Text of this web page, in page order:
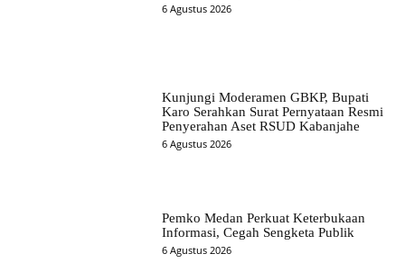
6 Agustus 2026
Kunjungi Moderamen GBKP, Bupati
Karo Serahkan Surat Pernyataan Resmi
Penyerahan Aset RSUD Kabanjahe
6 Agustus 2026
Pemko Medan Perkuat Keterbukaan
Informasi, Cegah Sengketa Publik
6 Agustus 2026